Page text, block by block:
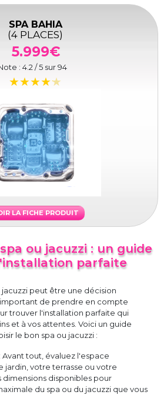
SPA BAHIA
(4 PLACES)
5.999€
: 4.2 / 5 sur94
LA FICHE PRODUIT
ou jacuzzi : un guide
parfaite
jacuzzi peut être une décision
de prendre en compte
trouver l'installation parfaite qui
et à vos attentes. Voici un guide
le bon spa ou jacuzzi :
Avant tout, évaluez l'espace
jardin, votre terrasse ou votre
dimensions disponibles pour
du spa ou du jacuzzi que vous